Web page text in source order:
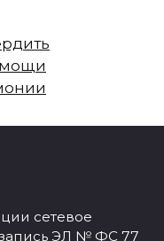
сетевое
запись ЭЛ № ФС 77